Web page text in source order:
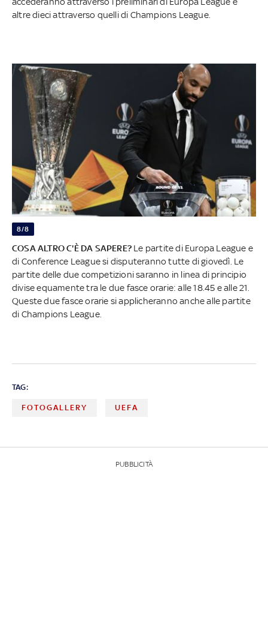
altre dieci attraverso quelli di Champions League.
8/8
COSA ALTRO C'È DA SAPERE? Le partite di Europa League e
di Conference League si disputeranno tutte di giovedì. Le
partite delle due competizioni saranno in linea di principio
divise equamente tra le due fasce orarie: alle 18.45 e alle 21.
Queste due fasce orarie si applicheranno anche alle partite
di Champions League.
TAG:
FOTOGALLERY UEFA
PUBBLICITÀ